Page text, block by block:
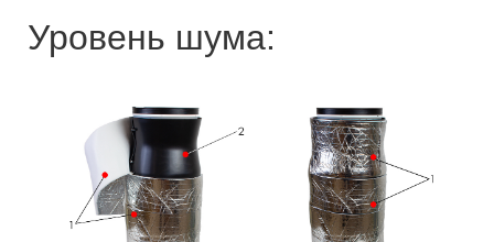
Уровень шума: